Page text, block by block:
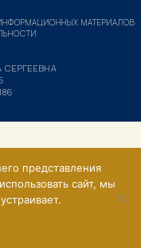
МАТЕРИАЛОВ
представления
сайт, мы